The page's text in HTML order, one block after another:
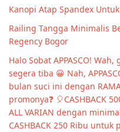
Kanopi Atap Spandex
Railing Tangga Minimalis
Regency Bogor
Halo Sobat APPASCO!
segera tiba 😀 Nah,
bulan suci ini dengan
promonya❓ 🎈CASHBACK
ALL VARIAN dengan
CASHBACK 250 Ribu untuk